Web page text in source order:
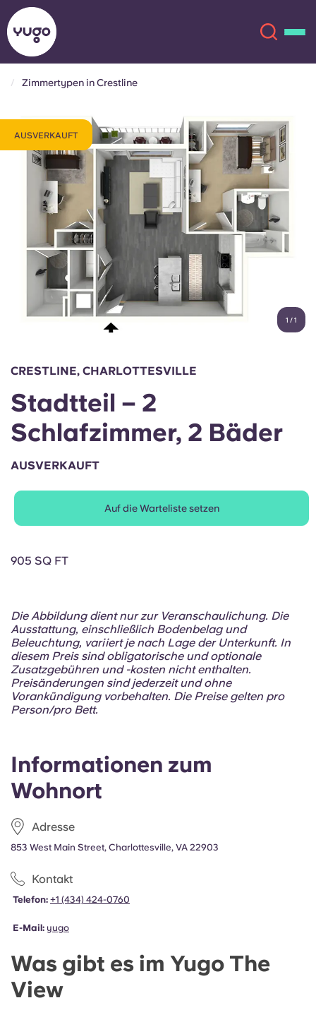
Standorte
Mehr
Konto Sprache
Chinese
Español
Portuguese
Wähle ein Land aus
Anmelden
English (US)
Español
Català Deutsch
Italian French
Portuguese
Zimmertypen in Crestline
AUSVERKAUFT
1 /1
Informationen zum
Wohnort
Adresse
853 West Main Street, Charlottesville, VA 22903
Kontakt
Telefon: +1 (434) 424-0760
E-Mail: yugo
Was gibt es im Yugo The
View
CRESTLINE, CHARLOTTESVILLE
Stadtteil – 2
Schlafzimmer, 2 Bäder
AUSVERKAUFT
Auf die Warteliste setzen
905 SQ FT
Die Abbildung dient nur zur Veranschaulichung. Die
Ausstattung, einschließlich Bodenbelag und
Beleuchtung, variiert je nach Lage der Unterkunft. In
diesem Preis sind obligatorische und optionale
Zusatzgebühren und -kosten nicht enthalten.
Preisänderungen sind jederzeit und ohne
Vorankündigung vorbehalten. Die Preise gelten pro
Person/pro Bett.